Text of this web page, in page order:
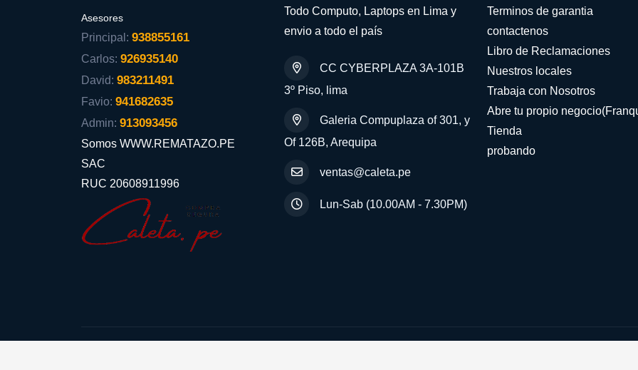
Asesores
Principal: 938855161
Carlos: 926935140
David: 983211491
Favio: 941682635
Admin: 913093456
Somos WWW.REMATAZO.PE
SAC
RUC 20608911996
Todo Computo, Laptops en Lima y
envio a todo el país
CC CYBERPLAZA 3A-101B
3º Piso, lima
Galeria Compuplaza of 301, y
Of 126B, Arequipa
ventas@caleta.pe
Lun-Sab (10.00AM - 7.30PM)
Terminos de garantia
contactenos
Libro de Reclamaciones
Nuestros locales
Trabaja con Nosotros
Abre tu propio
Tienda
probando